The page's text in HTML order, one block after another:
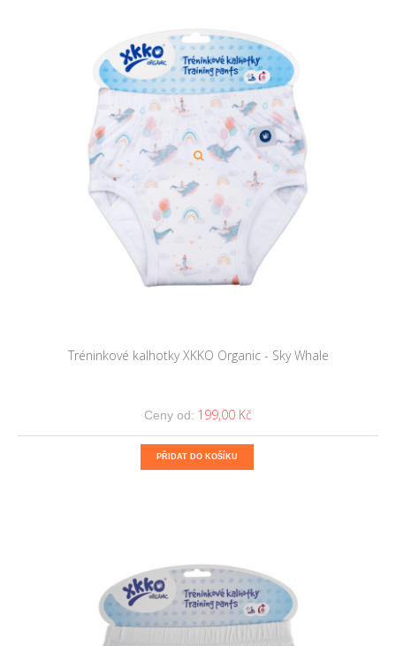
Tréninkové kalhotky XKKO Organic - Sky Whale
Ceny od: 199,00 Kč
PŘIDAT DO KOŠÍKU